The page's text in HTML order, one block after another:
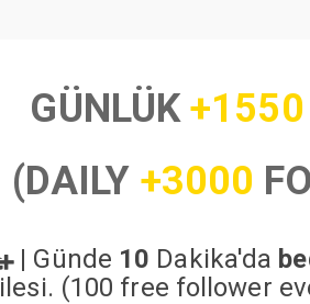
GÜNLÜK+1550
(DAILY +3000
| Günde 10 Dakika'da
(100 free follower